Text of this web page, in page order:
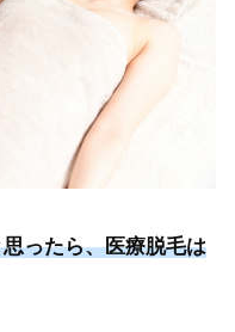
ったら、医療脱毛は